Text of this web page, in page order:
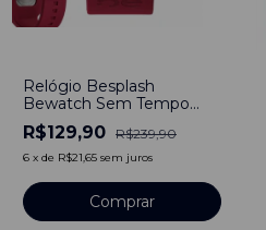
Relógio Besplash
Bewatch Sem Tempo
Irmão
R$129,90 R$239,90
6 x de R$21,65 sem juros